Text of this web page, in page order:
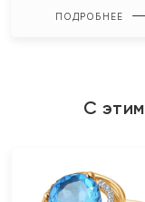
ПОДРОБНЕЕ
С